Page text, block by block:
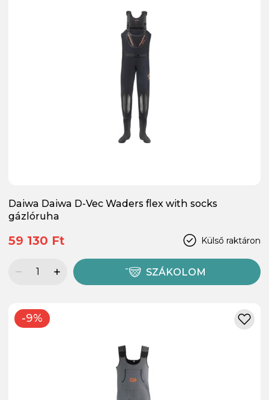
Daiwa Daiwa D-Vec Waders flex with socks
gázlóruha
Külső raktáron
59 130 Ft
SZÁKOLOM
-9%